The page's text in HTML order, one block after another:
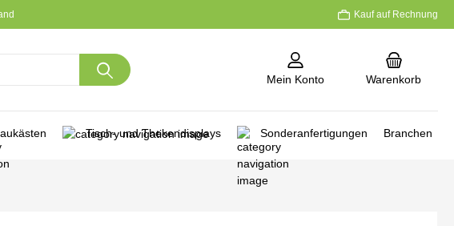
Kauf auf Rechnung
Mein Konto Warenkorb
Tisch- und Thekendisplays Sonderanfertigungen Branchen